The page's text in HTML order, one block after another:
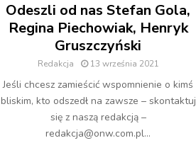
Odeszli od nas Stefan Gola,
Regina Piechowiak, Henryk
Gruszczyński
Redakcja 13 września 2021
Jeśli chcesz zamieścić wspomnienie o kimś
bliskim, kto odszedł na zawsze – skontaktuj
się z naszą redakcją –
redakcja@onw.com.pl...